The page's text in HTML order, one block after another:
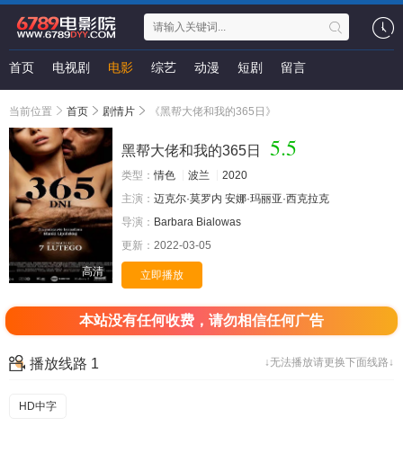
首页 电视剧 电影 综艺 动漫 短剧 留言
当前位置 首页 剧情片 《黑帮大佬和我的365日》
高清
黑帮大佬和我的365日 5.5
类型：情色 波兰
2020
主演： 迈克尔·莫罗内 安娜·玛丽亚·西克拉克
导演： Barbara Bialowas
更新： 2022-03-05
立即播放
本站没有任何收费，请勿相信任何广告
↓无法播放请更换下面线路↓
播放线路 1
HD中字